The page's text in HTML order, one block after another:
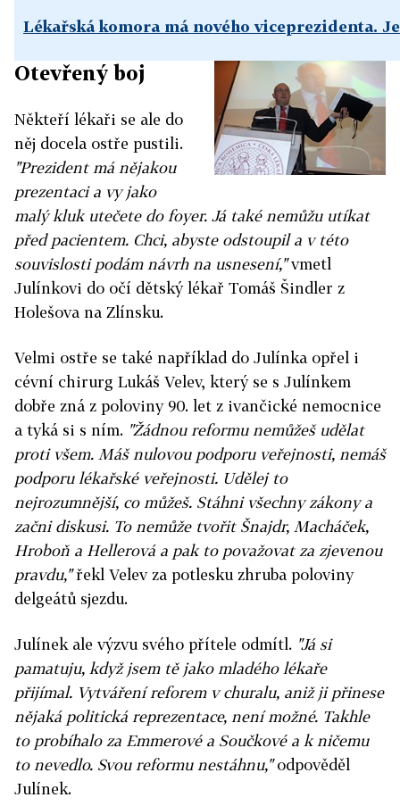
Lékařská komora má nového viceprezidenta.
Otevřený boj
Někteří lékaři se ale do
něj docela ostře pustili.
"Prezident má nějakou
prezentaci a vy jako
malý kluk utečete do foyer. Já také nemůžu utíkat
před pacientem. Chci, abyste odstoupil a v této
souvislosti podám návrh na usnesení,"vmetl
Julínkovi do očí dětský lékař Tomáš Šindler z
Holešova na Zlínsku.
Velmi ostře se také například do Julínka opřel i
cévní chirurg Lukáš Velev, který se s Julínkem
dobře zná z poloviny 90. let z ivančické nemocnice
a tyká si s ním. "Žádnou reformu nemůžeš udělat
proti všem. Máš nulovou podporu veřejnosti, nemáš
podporu lékařské veřejnosti. Udělej to
nejrozumnější, co můžeš. Stáhni všechny zákony a
začni diskusi. To nemůže tvořit Šnajdr, Macháček,
Hroboň a Hellerová a pak to považovat za zjevenou
pravdu,"řekl Velev za potlesku zhruba poloviny
delgeátů sjezdu.
Julínek ale výzvu svého přítele odmítl. "Já si
pamatuju, když jsem tě jako mladého lékaře
přijímal. Vytváření reforem v churalu, aniž ji přinese
nějaká politická reprezentace, není možné. Takhle
to probíhalo za Emmerové a Součkové a k ničemu
to nevedlo. Svou reformu nestáhnu,"odpověděl
Julínek.